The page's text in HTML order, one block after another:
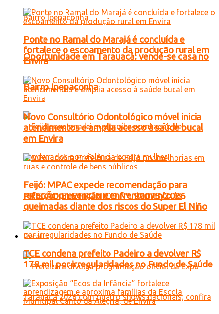
Oportunidade em Tarauacá: vende-se casa no
Bairro Ipepaconha
PREGÃO ELETRONICO Nº. 90073/2026
Geral
Ponte no Ramal do Marajá é concluída e
fortalece o escoamento da produção rural em
Envira
Novo Consultório Odontológico móvel inicia
atendimentos e amplia acesso à saúde bucal
em Envira
Feijó: MPAC expede recomendação para
reforçar prevenção e enfrentamento às
queimadas diante dos riscos do Super El Niño
TCE condena prefeito Padeiro a devolver R$
178 mil por irregularidades no Fundo de Saúde